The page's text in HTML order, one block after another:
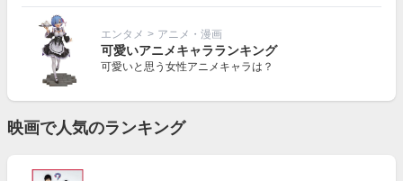
エンタメ > アニメ・漫画
可愛いアニメキャラランキング
可愛いと思う女性アニメキャラは？
映画で人気のランキング